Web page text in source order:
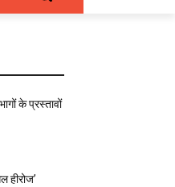
के प्रस्तावों
हीरोज’